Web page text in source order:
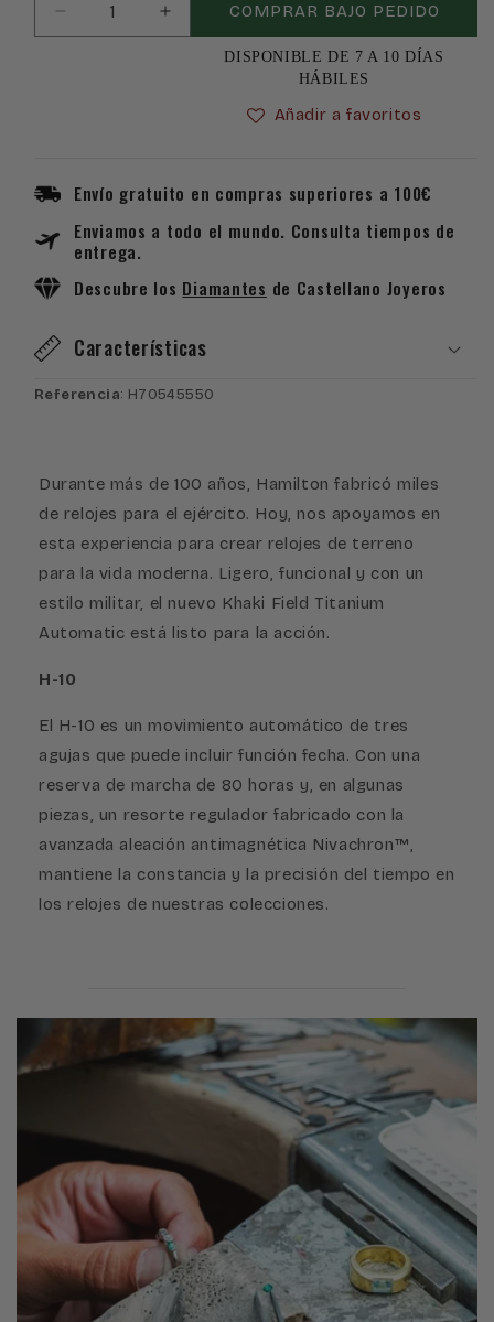
Reducir
cantidad
Titanium
Auto
H70545550
Aumentar
cantidad
Titanium
Auto
H70545550
COMPRAR BAJO PEDIDO
DISPONIBLE DE 7 A 10 DÍAS
HÁBILES
Añadir a favoritos
Envío gratuito en compras superiores a 100€
Enviamos a todo el mundo. Consulta tiempos de
entrega.
Descubre los Diamantes de Castellano Joyeros
Características
Referencia: H70545550
Durante más de 100 años, Hamilton fabricó miles
de relojes para el ejército. Hoy, nos apoyamos en
esta experiencia para crear relojes de terreno
para la vida moderna. Ligero, funcional y con un
estilo militar, el nuevo Khaki Field Titanium
Automatic está listo para la acción.
H-10
El H-10 es un movimiento automático de tres
agujas que puede incluir función fecha. Con una
reserva de marcha de 80 horas y, en algunas
piezas, un resorte regulador fabricado con la
avanzada aleación antimagnética Nivachron™,
mantiene la constancia y la precisión del tiempo en
los relojes de nuestras colecciones.